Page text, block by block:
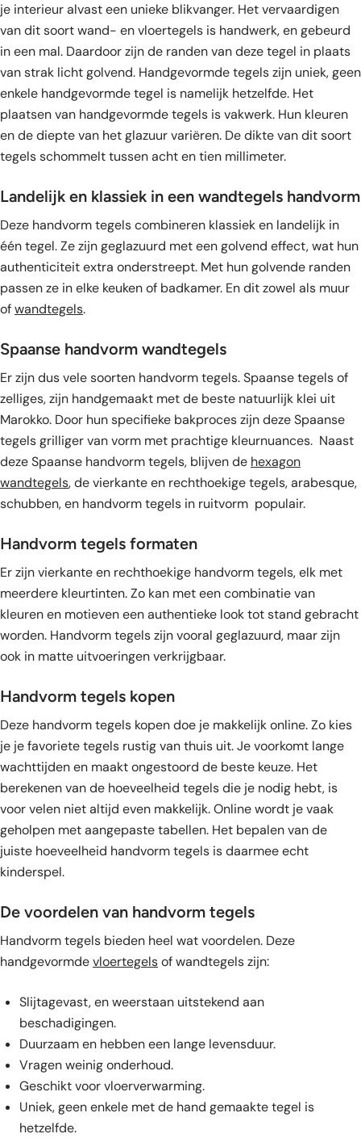
je interieur alvast een unieke blikvanger. Het vervaardigen
van dit soort wand- en vloertegels is handwerk, en gebeurd
in een mal. Daardoor zijn de randen van deze tegel in plaats
van strak licht golvend. Handgevormde tegels zijn uniek, geen
enkele handgevormde tegel is namelijk hetzelfde. Het
plaatsen van handgevormde tegels is vakwerk. Hun kleuren
en de diepte van het glazuur variëren. De dikte van dit soort
tegels schommelt tussen acht en tien millimeter.
Landelijk en klassiek in een wandtegels handvorm
Deze handvorm tegels combineren klassiek en landelijk in
één tegel. Ze zijn geglazuurd met een golvend effect, wat hun
authenticiteit extra onderstreept. Met hun golvende randen
passen ze in elke keuken of badkamer. En dit zowel als muur
ofwandtegels.
Spaanse handvorm wandtegels
Er zijn dus vele soorten handvorm tegels. Spaanse tegels of
zelliges, zijn handgemaakt met de beste natuurlijk klei uit
Marokko. Door hun specifieke bakproces zijn deze Spaanse
tegels grilliger van vorm met prachtige kleurnuances. Naast
deze Spaanse handvorm tegels, blijven de hexagon
wandtegels, de vierkante en rechthoekige tegels, arabesque,
schubben, en handvorm tegels in ruitvorm populair.
Handvorm tegels formaten
Er zijn vierkante en rechthoekige handvorm tegels, elk met
meerdere kleurtinten. Zo kan met een combinatie van
kleuren en motieven een authentieke look tot stand gebracht
worden. Handvorm tegels zijn vooral geglazuurd, maar zijn
ook in matte uitvoeringen verkrijgbaar.
Handvorm tegels kopen
Deze handvorm tegels kopen doe je makkelijk online. Zo kies
je je favoriete tegels rustig van thuis uit. Je voorkomt lange
wachttijden en maakt ongestoord de beste keuze. Het
berekenen van de hoeveelheid tegels die je nodig hebt, is
voor velen niet altijd even makkelijk. Online wordt je vaak
geholpen met aangepaste tabellen. Het bepalen van de
juiste hoeveelheid handvorm tegels is daarmee echt
kinderspel.
De voordelen van handvorm tegels
Handvorm tegels bieden heel wat voordelen. Deze
handgevormdevloertegelsof wandtegels zijn:
Slijtagevast, en weerstaan uitstekend aan
beschadigingen.
Duurzaam en hebben een lange levensduur.
Vragen weinig onderhoud.
Geschikt voor vloerverwarming.
Uniek, geen enkele met de hand gemaakte tegel is
hetzelfde.